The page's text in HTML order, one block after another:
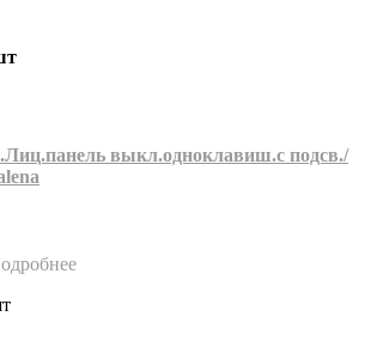
выкл.одноклавиш.с подсв./